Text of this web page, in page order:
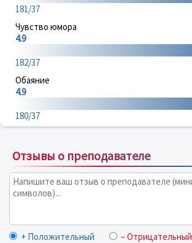
181/37
Чувство юмора
4.9
182/37
Обаяние
4.9
180/37
Отзывы о преподавателе
+ Положительный – Отрицательный